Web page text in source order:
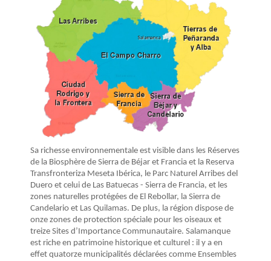
Sa richesse environnementale est visible dans les Réserves
de la Biosphère de Sierra de Béjar et Francia et la Reserva
Transfronteriza Meseta Ibérica, le Parc Naturel Arribes del
Duero et celui de Las Batuecas - Sierra de Francia, et les
zones naturelles protégées de El Rebollar, la Sierra de
Candelario et Las Quilamas. De plus, la région dispose de
onze zones de protection spéciale pour les oiseaux et
treize Sites d’Importance Communautaire. Salamanque
est riche en patrimoine historique et culturel : il y a en
effet quatorze municipalités déclarées comme Ensembles